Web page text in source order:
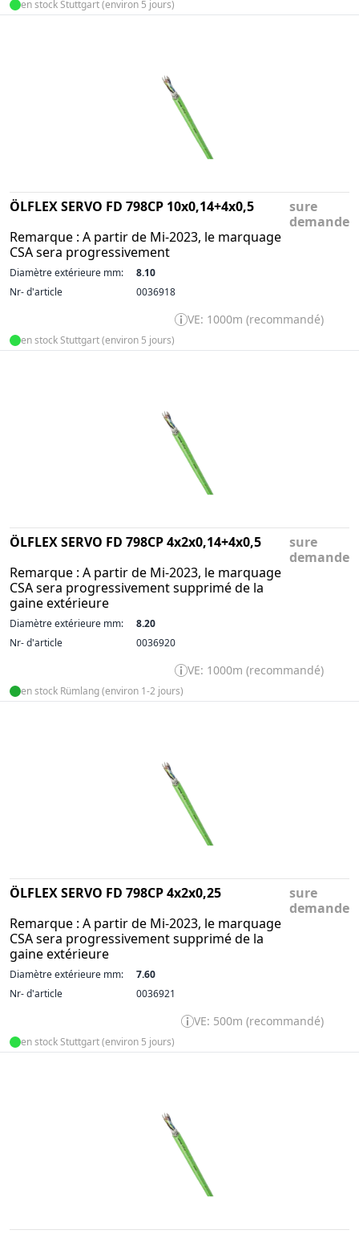
en stock Stuttgart (environ 5 jours)
ÖLFLEX SERVO FD 798CP 10x0,14+4x0,5
Remarque : A partir de Mi-2023, le marquage
CSA sera progressivement
sure
demande
Diamètre extérieure mm:
8.10
Nr- d'article
0036918
VE: 1000m (recommandé)
en stock Stuttgart (environ 5 jours)
ÖLFLEX SERVO FD 798CP 4x2x0,14+4x0,5
Remarque : A partir de Mi-2023, le marquage
CSA sera progressivement supprimé de la
gaine extérieure
sure
demande
Diamètre extérieure mm:
8.20
Nr- d'article
0036920
VE: 1000m (recommandé)
en stock Rümlang (environ 1-2 jours)
ÖLFLEX SERVO FD 798CP 4x2x0,25
Remarque : A partir de Mi-2023, le marquage
CSA sera progressivement supprimé de la
gaine extérieure
sure
demande
Diamètre extérieure mm:
7.60
Nr- d'article
0036921
VE: 500m (recommandé)
en stock Stuttgart (environ 5 jours)